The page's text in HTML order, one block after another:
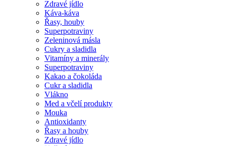
Zdravé jídlo
Káva-káva
Řasy, houby
Superpotraviny
Zeleninová másla
Cukry a sladidla
Vitamíny a minerály
Superpotraviny
Kakao a čokoláda
Cukr a sladidla
Vlákno
Med a včelí produkty
Mouka
Antioxidanty
Řasy a houby
Zdravé jídlo